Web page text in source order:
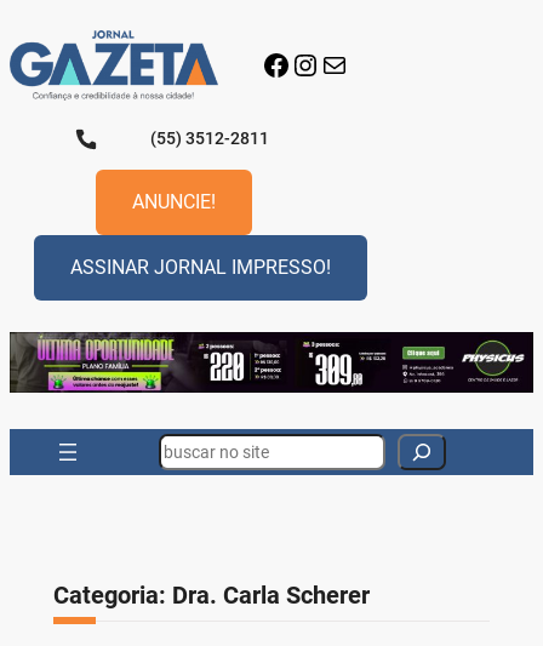
para
o
conteúdo
Facebook
Instagram
E-mail
(55) 3512-2811
ANUNCIE!
ASSINAR JORNAL IMPRESSO!
Search
Categoria: Dra. Carla Scherer